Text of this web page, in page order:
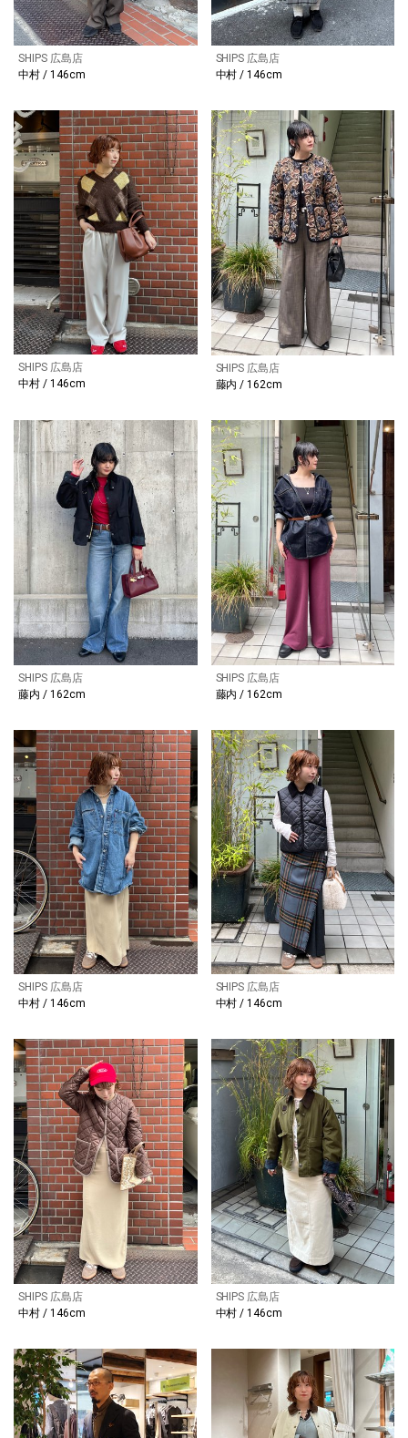
SHIPS 広島店
中村 / 146cm
SHIPS 広島店
中村 / 146cm
SHIPS 広島店
中村 / 146cm
SHIPS 広島店
藤内 / 162cm
SHIPS 広島店
藤内 / 162cm
SHIPS 広島店
藤内 / 162cm
SHIPS 広島店
中村 / 146cm
SHIPS 広島店
中村 / 146cm
SHIPS 広島店
中村 / 146cm
SHIPS 広島店
中村 / 146cm